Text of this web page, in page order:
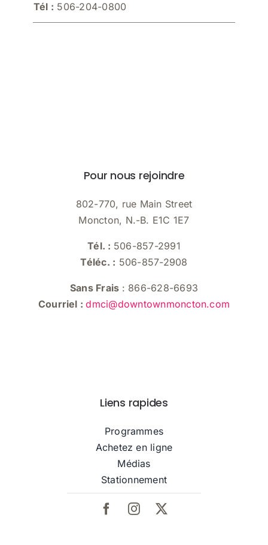
Tél : 506-204-0800
Pour nous rejoindre
802-770, rue Main Street
Moncton, N.-B. E1C 1E7
Tél. : 506-857-2991
Téléc. : 506-857-2908
Sans Frais : 866-628-6693
Courriel :dmci@downtownmoncton.com
Liens rapides
Programmes
Achetez en ligne
Médias
Stationnement